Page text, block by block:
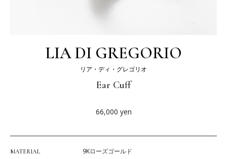
LIA DI GREGORIO
リア・ディ・グレゴリオ
Ear Cuff
66,000 yen
MATERIAL 9Kローズゴールド